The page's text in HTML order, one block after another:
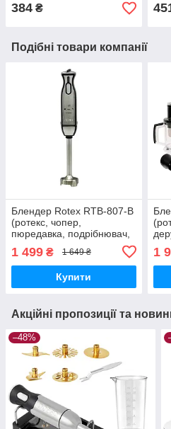
384 ₴
Подібні товари компанії
Блендер Rotex RTB-807-B
(ротекс, чопер,
пюредавка, подрібнювач,
1 499 ₴ 1 649 ₴
Купити
1
Акційні пропозиції та
–48%